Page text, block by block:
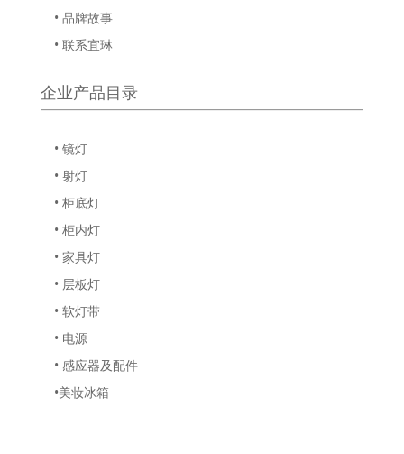
• 品牌故事
• 联系宜琳
企业产品目录
• 镜灯
• 射灯
• 柜底灯
• 柜内灯
• 家具灯
• 层板灯
• 软灯带
• 电源
• 感应器及配件
•美妆冰箱